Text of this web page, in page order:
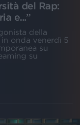
del Rap:
e...”
della
onda venerdì 5
su
su